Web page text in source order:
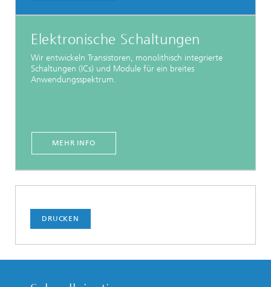
Elektronische Schaltungen
Wir entwickeln Transistoren, monolithisch integrierte
Schaltungen (ICs) und Module für ein breites
Anwendungsspektrum.
MEHR INFO
DRUCKEN